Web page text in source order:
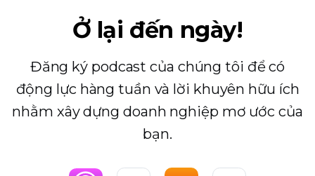
Ở lại đến ngày!
Đăng ký podcast của chúng tôi để có
động lực hàng tuần và lời khuyên hữu ích
nhằm xây dựng doanh nghiệp mơ ước của
bạn.